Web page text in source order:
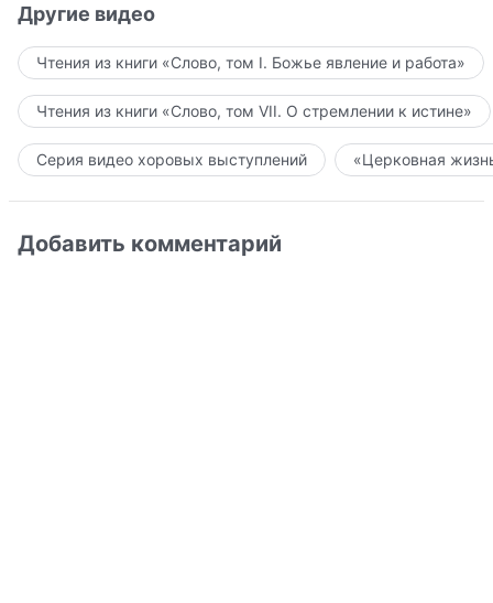
Другие видео
Чтения из книги «Слово, том I. Божье явление и работа»
Чтения из книги «Слово, том VII. О стремлении к истине»
Серия видео хоровых выступлений «Церковная
Добавить комментарий